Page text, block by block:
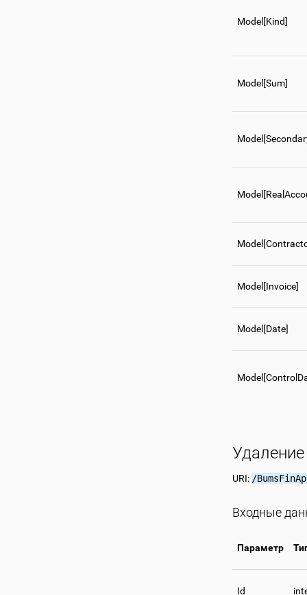
Model[Kind]
Model[Sum]
Model[Invoice]
Model[Date]
URI: /
Входные
Параметр
Id